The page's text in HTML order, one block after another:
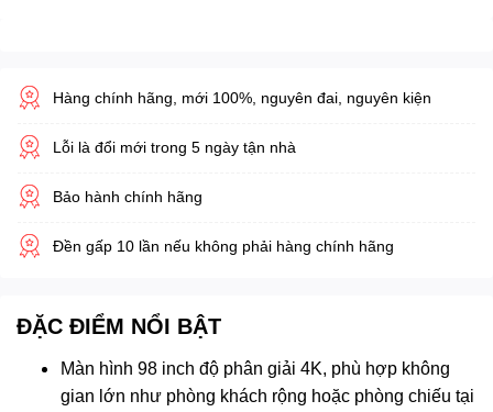
Hàng chính hãng, mới 100%, nguyên đai, nguyên kiện
Lỗi là đổi mới trong 5 ngày tận nhà
Bảo hành chính hãng
Đền gấp 10 lần nếu không phải hàng chính hãng
ĐẶC ĐIỂM NỔI BẬT
Màn hình 98 inch độ phân giải 4K, phù hợp không
gian lớn như phòng khách rộng hoặc phòng chiếu tại